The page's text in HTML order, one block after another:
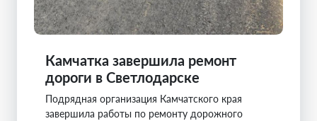
Камчатка завершила ремонт
дороги в Светлодарске
Подрядная организация Камчатского края
завершила работы по ремонту дорожного